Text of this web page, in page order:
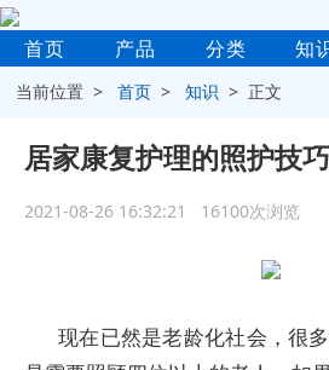
首页 产品 分类 知
当前位置 >首页 >知识 > 正文
居家康复护理的照护技巧
2021-08-26 16:32:21 16100次浏览
现在已然是老龄化社会，很